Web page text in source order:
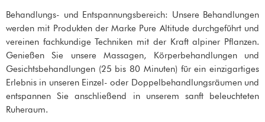
Behandlungs- und Entspannungsbereich: Unsere Behandlungen
werden mit Produkten der Marke Pure Altitude durchgeführt und
vereinen fachkundige Techniken mit der Kraft alpiner Pflanzen.
Genießen Sie unsere Massagen, Körperbehandlungen und
Gesichtsbehandlungen (25 bis 80 Minuten) für ein einzigartiges
Erlebnis in unseren Einzel- oder Doppelbehandlungsräumen und
entspannen Sie anschließend in unserem sanft beleuchteten
Ruheraum.